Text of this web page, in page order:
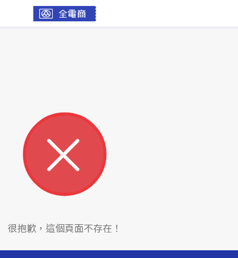
很抱歉，這個頁面不存在！